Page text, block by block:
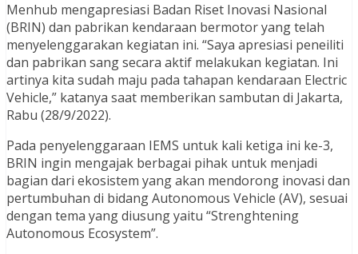
Menhub mengapresiasi Badan Riset Inovasi Nasional
(BRIN) dan pabrikan kendaraan bermotor yang telah
menyelenggarakan kegiatan ini. “Saya apresiasi peneiliti
dan pabrikan sang secara aktif melakukan kegiatan. Ini
artinya kita sudah maju pada tahapan kendaraan Electric
Vehicle,” katanya saat memberikan sambutan di Jakarta,
Rabu (28/9/2022).
Pada penyelenggaraan IEMS untuk kali ketiga ini ke-3,
BRIN ingin mengajak berbagai pihak untuk menjadi
bagian dari ekosistem yang akan mendorong inovasi dan
pertumbuhan di bidang Autonomous Vehicle (AV), sesuai
dengan tema yang diusung yaitu “Strenghtening
Autonomous Ecosystem”.